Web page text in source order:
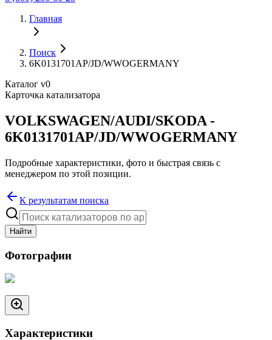
Главная
Поиск
6K0131701AP/JD/WWOGERMANY
Каталог v0
Карточка катализатора
VOLKSWAGEN/AUDI/SKODA -
6K0131701AP/JD/WWOGERMANY
Подробные характеристики, фото и быстрая связь с
менеджером по этой позиции.
К результатам поиска
Найти
Фотографии
Характеристики